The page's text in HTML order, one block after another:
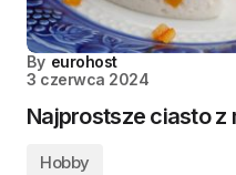
By eurohost
3 czerwca 2024
Najprostsze ciasto
Hobby